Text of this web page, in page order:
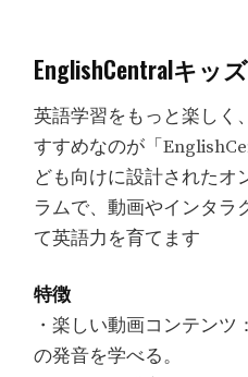
EnglishCentralキッ
英語学習をもっと楽しく
すすめなのが「
ども向けに設計されたオ
ラムで、動画やインタラ
て英語力を育てます
特徴
・楽しい動画コンテン
の発音を学べる。